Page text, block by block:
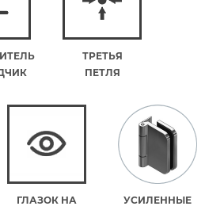
ТРЕТЬЯ
ПЕТЛЯ
ГЛАЗОК НА
УСИЛЕННЫЕ